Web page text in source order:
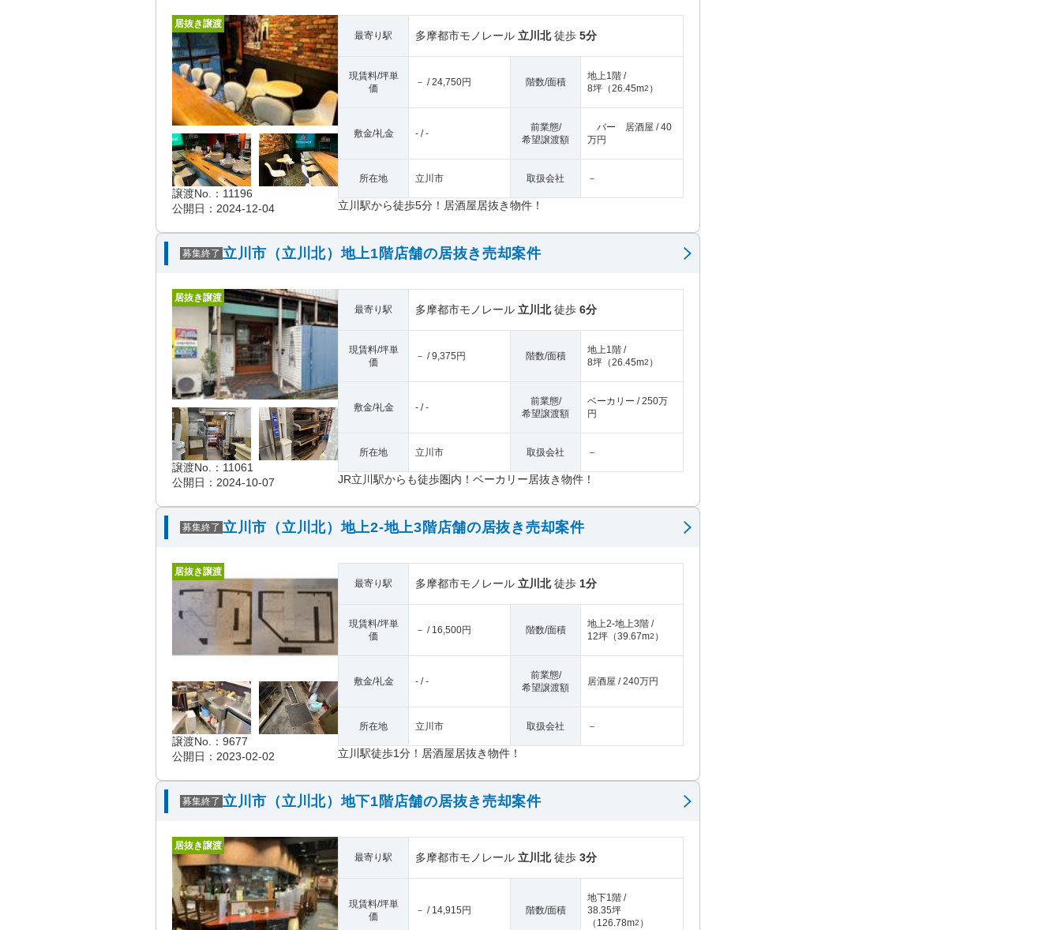
居抜き譲渡
譲渡No.：11196
公開日：2024-12-04
最寄り駅 多摩都市モノレール 立川北徒歩 5分
現賃料/坪単
価
－ / 24,750円 階数/面積
地上1階 /
8坪 （26.45m2 ）
敷金/礼金 - / -
前業態/
希望譲渡額
バー 居酒屋 / 40
万円
所在地 立川市 取扱会社 －
立川駅から徒歩5分！居酒屋居抜き物件！
募集終了 立川市（立川北）地上1階店舗の居抜き売却案件
居抜き譲渡
譲渡No.：11061
公開日：2024-10-07
最寄り駅 多摩都市モノレール 立川北徒歩 6分
現賃料/坪単
価
－ / 9,375円 階数/面積
地上1階 /
8坪 （26.45m2 ）
敷金/礼金 - / -
前業態/
希望譲渡額
ベーカリー / 250万
円
所在地 立川市 取扱会社 －
JR立川駅からも徒歩圏内！ベーカリー居抜き物件！
募集終了 立川市（立川北）地上2-地上3階店舗の居抜き売却案件
居抜き譲渡
譲渡No.：9677
公開日：2023-02-02
最寄り駅 多摩都市モノレール 立川北徒歩 1分
現賃料/坪単
価
－ / 16,500円 階数/面積
地上2-地上3階 /
12坪 （39.67m2 ）
敷金/礼金 - / -
前業態/
希望譲渡額
居酒屋 / 240万円
所在地 立川市 取扱会社 －
立川駅徒歩1分！居酒屋居抜き物件！
募集終了 立川市（立川北）地下1階店舗の居抜き売却案件
居抜き譲渡
最寄り駅
多摩都市モノレール 立川北徒歩 3分
現賃料/坪単
価
－ / 14,915円 階数/面積
地下1階 /
38.35坪
（ 126.78m2 ）